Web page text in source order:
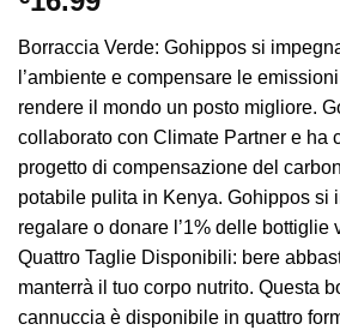
Borraccia Verde: Gohippos si
l’ambiente e compensare le
rendere il mondo un posto migliore.
collaborato con Climate Partner e ha
progetto di compensazione del
potabile pulita in Kenya. Gohippos si
regalare o donare l’1% delle bottiglie
Quattro Taglie Disponibili: bere
manterrà il tuo corpo nutrito. Questa
cannuccia è disponibile in quattro